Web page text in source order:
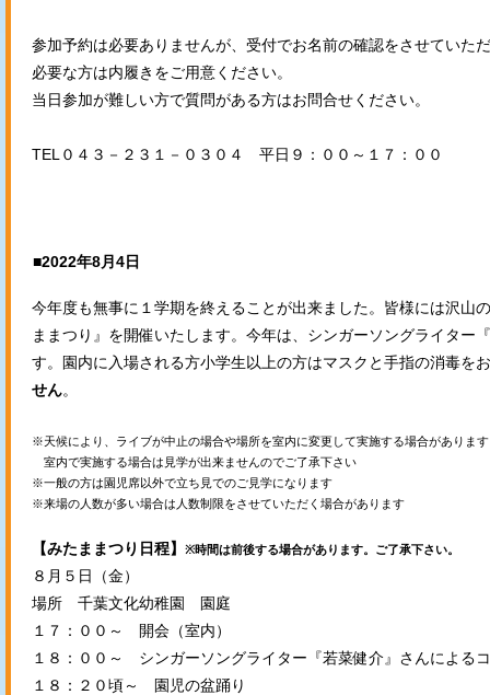
参加予約は必要ありませんが、受付でお名前の確認をさせていた
必要な方は内履きをご用意ください。
当日参加が難しい方で質問がある方はお問合せください。
TEL０４３－２３１－０３０４ 平日９：００～１７：００
■2022年8月4日
今年度も無事に１学期を終えることが出来ました。皆様には沢山
ままつり』を開催いたします。今年は、シンガーソングライタ
す。園内に入場される方小学生以上の方はマスクと手指の消毒を
せん。
※天候により、ライブが中止の場合や場所を室内に変更して実施する場合があります
室内で実施する場合は見学が出来ませんのでご了承下さい
※一般の方は園児席以外で立ち見でのご見学になります
※来場の人数が多い場合は人数制限をさせていただく場合があります
【みたままつり日程】 ※時間は前後する場合があります。ご了承下さい。
８月５日（金）
場所 千葉文化幼稚園 園庭
１７：００～ 開会（室内）
１８：００～ シンガーソングライター『若菜健介』さんによる
１８：２０頃～ 園児の盆踊り